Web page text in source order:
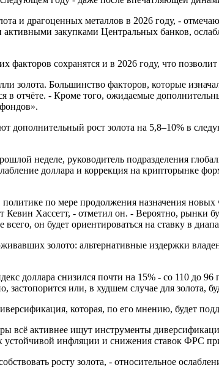
и драгоценных металлов в 2026 году, -
закупками Центральных банков,
сохранятся и в 2026 году, что
золота. Большинство факторов, которые
в отчёте. - Кроме того, ожидаемые
дополнительный рост золота на 5,8–10% в
неделе, руководитель подразделения
доллара и коррекция на крипторынке
по мере продолжения назначения
Хассетт, - отметил он. - Вероятно, рынки
он будет ориентироваться на ставку в
золото: альтернативные издержки
доллара снизился почти на 15% - со 110 до
застопорится или, в худшем случае для золота,
которая, по его мнению, будет
всё активнее ищут инструменты
устойчивой инфляции и снижения ставок ФРС
росту золота, - относительное